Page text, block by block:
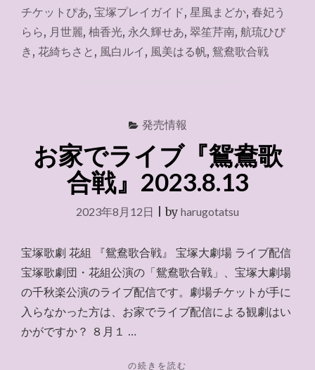
ト
あ
～
チケットぴあ, 宝塚プレイガイド, 星風まどか, 春妃う
らら, 月世麗, 柚香光, 永久輝せあ, 翠笙芹南, 航琉ひび
き , 花綺ちさと , 風白ルイ , 風美はる帆, 鴛鴦歌合戦
発売情報
お家でライブ『鴛鴦歌
合戦』2023.8.13
2023年8月12日 |by harugotatsu
宝塚歌劇 花組 『鴛鴦歌合戦』 宝塚大劇場 ライブ配信
宝塚歌劇団・花組公演の「鴛鴦歌合戦」、宝塚大劇場
の千秋楽公演のライブ配信です。劇場チケットが手に
入らなかった方は、お家でライブ配信による観劇はい
かがですか？ ８月１ …
"お
の続きを読む